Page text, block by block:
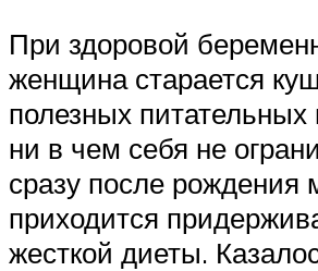
При здоровой
женщина старается
полезных питательных
ни в чем себя не
сразу после
приходится
жесткой диеты.